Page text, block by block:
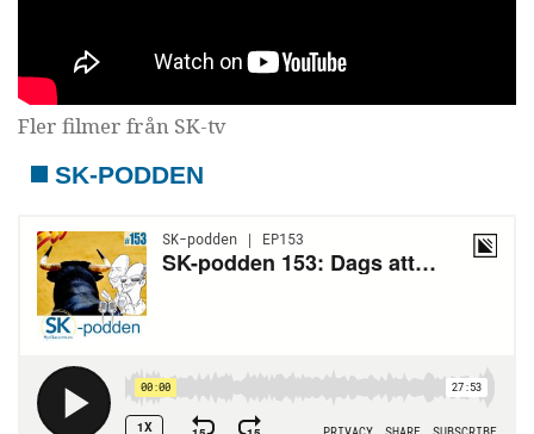
Fler filmer från SK-tv
SK-PODDEN